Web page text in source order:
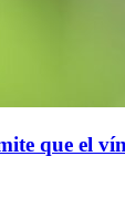
que el